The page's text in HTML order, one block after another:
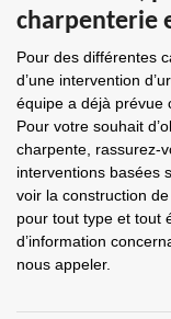
charpenterie
Pour des différentes
d’une intervention
équipe a déjà prévue
Pour votre souhait
charpente, rassurez-
interventions basées
voir la construction
pour tout type et tout
d’information
nous appeler.